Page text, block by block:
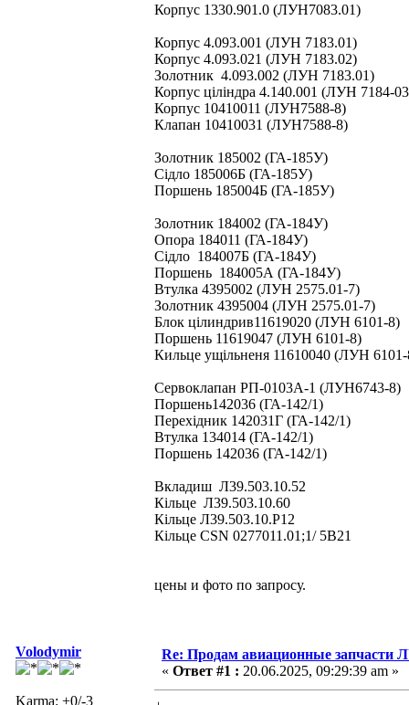
Корпус 1330.901.0 (ЛУН7083.01)
Корпус 4.093.001 (ЛУН 7183.01)
Корпус 4.093.021 (ЛУН 7183.02)
Золотник 4.093.002 (ЛУН 7183.01)
Корпус ціліндра 4.140.001 (ЛУН 7184-
Корпус 10410011 (ЛУН7588-8)
Клапан 10410031 (ЛУН7588-8)
Золотник 185002 (ГА-185У)
Сідло 185006Б (ГА-185У)
Поршень 185004Б (ГА-185У)
Золотник 184002 (ГА-184У)
Опора 184011 (ГА-184У)
Сідло 184007Б (ГА-184У)
Поршень 184005А (ГА-184У)
Втулка 4395002 (ЛУН 2575.01-7)
Золотник 4395004 (ЛУН 2575.01-7)
Блок цілиндрив11619020 (ЛУН 6101-8)
Поршень 11619047 (ЛУН 6101-8)
Кильце ущільненя 11610040 (ЛУН
Сервоклапан РП-0103А-1 (ЛУН6743-8)
Поршень142036 (ГА-142/1)
Перехідник 142031Г (ГА-142/1)
Втулка 134014 (ГА-142/1)
Поршень 142036 (ГА-142/1)
Вкладиш Л39.503.10.52
Кільце Л39.503.10.60
Кільце Л39.503.10.Р12
Кільце CSN 0277011.01;1/ 5В21
цены и фото по запросу.
Volodymir
Karma: +0/-3
Re: Продам авиационные запчасти
« Ответ #1 : 20.06.2025, 09:29:39 am »